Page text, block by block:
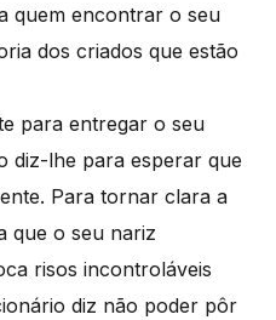
quem encontrar o seu
dos criados que estão
para entregar o seu
diz-lhe para esperar que
Para tornar clara a
que o seu nariz
risos incontroláveis
diz não poder pôr